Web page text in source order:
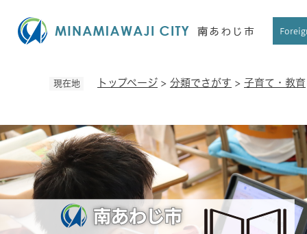
す
。
現在地 トップページ > 分類でさがす > 子育て・教育